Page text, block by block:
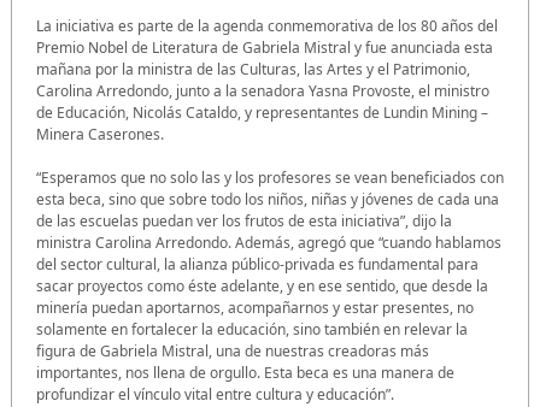
La iniciativa es parte de la agenda conmemorativa de los 80 años del
Premio Nobel de Literatura de Gabriela Mistral y fue anunciada esta
mañana por la ministra de las Culturas, las Artes y el Patrimonio,
Carolina Arredondo, junto a la senadora Yasna Provoste, el ministro
de Educación, Nicolás Cataldo, y representantes de Lundin Mining –
Minera Caserones.
“Esperamos que no solo las y los profesores se vean beneficiados con
esta beca, sino que sobre todo los niños, niñas y jóvenes de cada una
de las escuelas puedan ver los frutos de esta iniciativa”, dijo la
ministra Carolina Arredondo. Además, agregó que “cuando hablamos
del sector cultural, la alianza público-privada es fundamental para
sacar proyectos como éste adelante, y en ese sentido, que desde la
minería puedan aportarnos, acompañarnos y estar presentes, no
solamente en fortalecer la educación, sino también en relevar la
figura de Gabriela Mistral, una de nuestras creadoras más
importantes, nos llena de orgullo. Esta beca es una manera de
profundizar el vínculo vital entre cultura y educación”.